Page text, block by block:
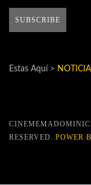
Estas Aquí >
RESERVED. POWER